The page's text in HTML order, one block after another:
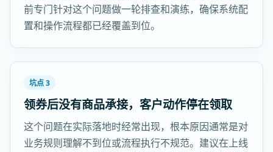
前专门针对这个问题做一轮排查和演练，确保系统配
置和操作流程都已经覆盖到位。
坑点 3
领券后没有商品承接，客户动作停在领取
这个问题在实际落地时经常出现，根本原因通常是对
业务规则理解不到位或流程执行不规范。建议在上线